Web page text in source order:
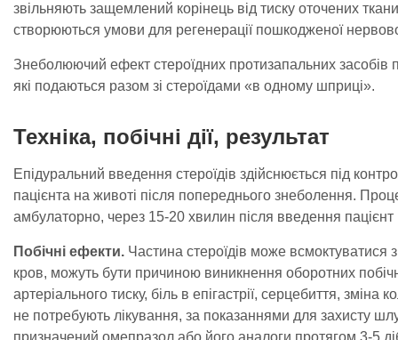
звільняють защемлений корінець від тиску оточених
створюються умови для регенерації пошкодженої
Знеболюючий ефект стероїдних протизапальних засобів
які подаються разом зі стероїдами «в одному шприці».
Техніка, побічні дії, результат
Епідуральний введення стероїдів здійснюється під
пацієнта на животі після попереднього знеболення.
амбулаторно, через 15-20 хвилин після введення
Побічні ефекти. Частина стероїдів може всмоктуватися
кров, можуть бути причиною виникнення оборотних
артеріального тиску, біль в епігастрії, серцебиття, зміна
не потребують лікування, за показаннями для захисту
призначений омепразол або його аналоги протягом 3-5